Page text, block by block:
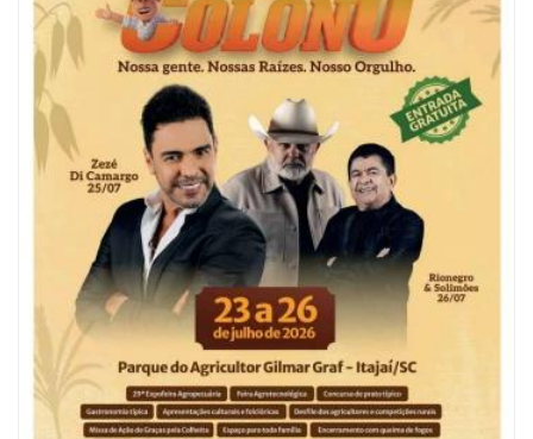
07/08/2026 | 18:03
COLUNA DO PRISCO PARAÍSO: Mídia domesticada, Centrão comprado e
Supremo fazendo jogo sujo
ITAJAÍ